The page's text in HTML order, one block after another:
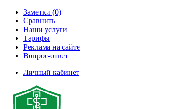
Заметки (0)
Сравнить
Наши услуги
Тарифы
Реклама на сайте
Вопрос-ответ
Личный кабинет